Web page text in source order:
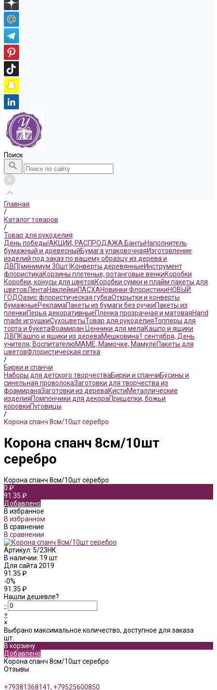
Поиск
Главная
/
Каталог товаров
/
Товар для рукоделия
День победы!АКЦИИ, РАСПРОДАЖА. БантыНаполнитель
бумажный и древесныйБумага упаковочнаяИзготовление
изделий под заказ по вашему образцу из дерева и
ДВП(минимум 30шт)Конверты деревянныеИнструмент
флористикаКорзины плетеные, ротанговые венкиКоробки
Коробки, конусы для цветовКоробки сумки и плайм пакеты для
цветовЛентаНаклейкиПАСХАНовинки ФлористикиНОВЫЙ
ГОДОазис флористическая губкаОткрытки и конверты
бумажныеРекламаПакеты из бумаги без ручкиПакеты из
пленкиПерья декоративныеПленка прозрачная и матоваяHand
made игрушкиСухоцветыТовар для рукоделияТопперы для
торта и букетаФоамиран Ценники для мелаКашпо и ящики
ДВП Кашпо и ящики из дереваМешковина1 сентября, День
учителя, ВоспитателюМАМЕ, Мамочке, МамулеПакеты для
цветовФлористическая сетка
/
Бирки и спанчи
Наборы для детского творчестваБирки и спанчиБусины и
синельная проволокаЗаготовки для творчества из
фоамиранаЗаготовки из дереваКистиМеталлические
изделияПомпончики для декораПрищепки, божьи
коровкиПуговицы
/
Корона спанч 8см/10шт серебро
Корона спанч 8см/10шт
серебро
Корона спанч 8см/10шт серебро
0 ₽
91.35 ₽
Добавлено
В избранное
В избранном
В сравнение
В сравнении
Артикул: 5/23НК
В наличии: 19 шт
Для сайта 2019
91.35 ₽
-0%
91.35 ₽
Нашли дешевле?
-
+
×
Выбрано максимальное количество, доступное для заказа
шт.
В корзину
Добавлено
Корона спанч 8см/10шт серебро
Отзывы
+79381368141, +79525600850